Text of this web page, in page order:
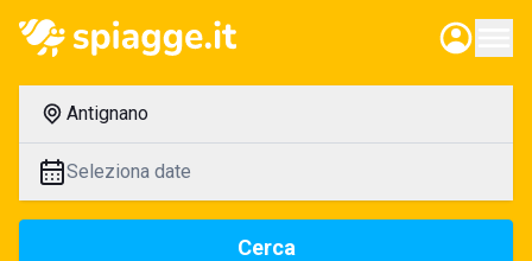
Antignano
Seleziona date
Cerca